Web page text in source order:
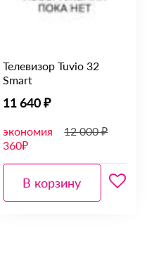
Телевизор Tuvio 32
Smart
11 640 ₽
экономия
360₽
12 000 ₽
В корзину